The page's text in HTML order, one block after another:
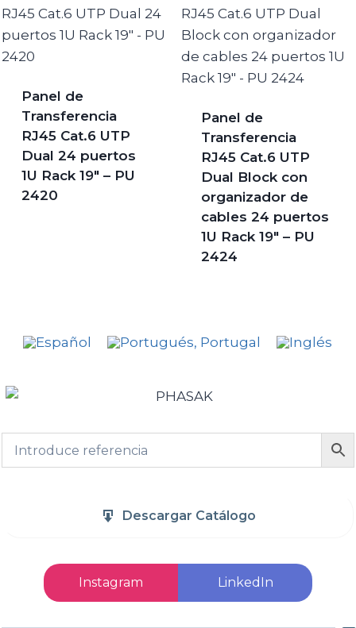
Panel de
Transferencia
RJ45 Cat.6 UTP
Dual 24 puertos
1U Rack 19″ – PU
2420
Panel de
Transferencia
RJ45 Cat.6 UTP
Dual Block con
organizador de
cables 24 puertos
1U Rack 19″ – PU
2424
Descargar Catálogo
Instagram LinkedIn